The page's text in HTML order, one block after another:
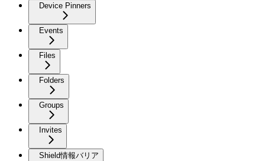
Device Pinners
Events
Files
Folders
Groups
Invites
Shield情報バリア